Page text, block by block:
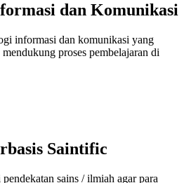
dan Komunikasi
informasi dan komunikasi yang
proses pembelajaran di
Saintific
sains / ilmiah agar para